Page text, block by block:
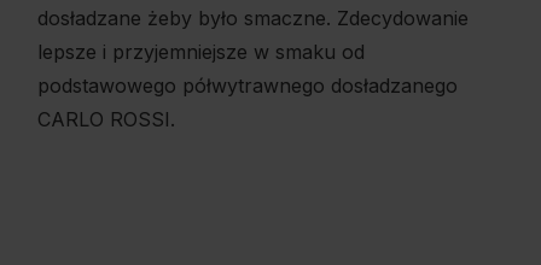
dosładzane żeby było smaczne. Zdecydowanie
lepsze i przyjemniejsze w smaku od
podstawowego półwytrawnego dosładzanego
CARLO ROSSI.